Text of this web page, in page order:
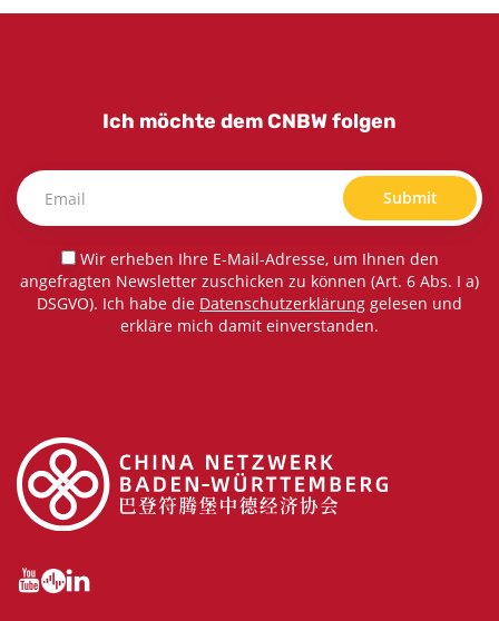
Ich möchte dem CNBW folgen
Submit
Wir erheben Ihre E-Mail-Adresse, um Ihnen den
angefragten Newsletter zuschicken zu können (Art. 6 Abs. I a)
DSGVO). Ich habe die Datenschutzerklärung gelesen und
erkläre mich damit einverstanden.